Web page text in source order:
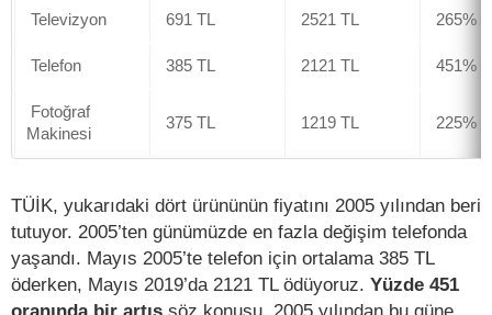
Televizyon 691 TL 2521 TL 265%
Telefon 385 TL 2121 TL 451%
Fotoğraf
Makinesi
375 TL 1219 TL 225%
TÜİK, yukarıdaki dört ürününün fiyatını 2005 yılından beri
tutuyor. 2005’ten günümüzde en fazla değişim telefonda
yaşandı. Mayıs 2005’te telefon için ortalama 385 TL
öderken, Mayıs 2019’da 2121 TL ödüyoruz. Yüzde 451